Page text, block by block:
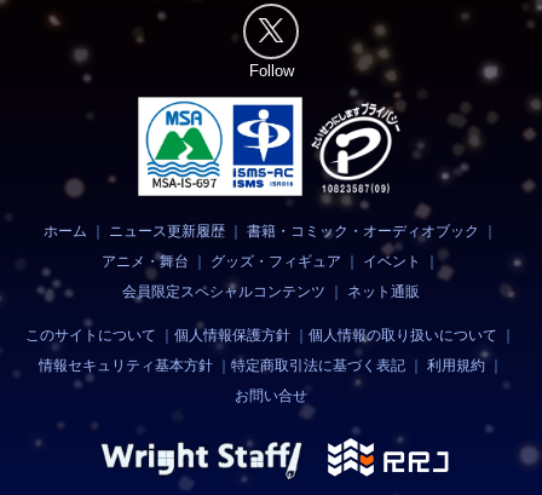
Follow
ホーム ｜ ニュース更新履歴 ｜書籍・コミック・オーディオブック
｜
アニメ・舞台
｜ グッズ・フィギュア ｜ イベント
｜
会員限定スペシャルコンテンツ ｜ ネット通販
このサイトについて ｜個人情報保護方針 ｜個人情報の取り扱いについて
情報セキュリティ基本方針｜ 特定商取引法に基づく表記｜ 利用規約｜
お問い合せ